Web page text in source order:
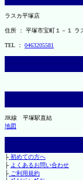
ラスカ平塚店
住所 ： 平塚市宝町１－１ ラ
TEL ： 0463205581
JR線 平塚駅直結
地図
├初めての方へ
├ よくあるお問い合わせ
├ご利用規約